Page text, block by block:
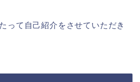
って自己紹介をさせていただき